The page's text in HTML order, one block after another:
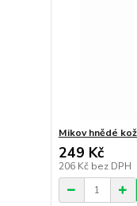
Mikov hnědé
249 Kč
206 Kč bez DPH